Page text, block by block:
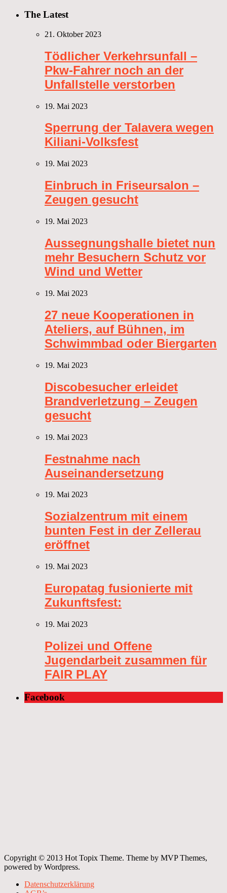
The Latest
21. Oktober 2023
Tödlicher Verkehrsunfall –
Pkw-Fahrer noch an der
Unfallstelle verstorben
19. Mai 2023
Sperrung der Talavera wegen
Kiliani-Volksfest
19. Mai 2023
Einbruch in Friseursalon –
Zeugen gesucht
19. Mai 2023
Aussegnungshalle bietet nun
mehr Besuchern Schutz vor
Wind und Wetter
19. Mai 2023
27 neue Kooperationen in
Ateliers, auf Bühnen, im
Schwimmbad oder Biergarten
19. Mai 2023
Discobesucher erleidet
Brandverletzung – Zeugen
gesucht
19. Mai 2023
Festnahme nach
Auseinandersetzung
19. Mai 2023
Sozialzentrum mit einem
bunten Fest in der Zellerau
eröffnet
19. Mai 2023
Europatag fusionierte mit
Zukunftsfest:
19. Mai 2023
Polizei und Offene
Jugendarbeit zusammen für
FAIR PLAY
Facebook
Copyright © 2013 Hot Topix Theme. Theme by MVP Themes,
powered by Wordpress.
Datenschutzerklärung